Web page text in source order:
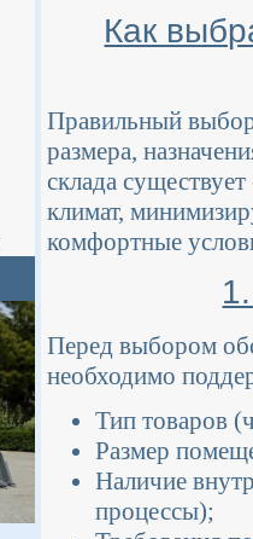
Как
Правильный выбор
размера,
склада
климат,
комфортные
Перед выбором
необходимо
Тип товаров
Размер
Наличие
процессы);